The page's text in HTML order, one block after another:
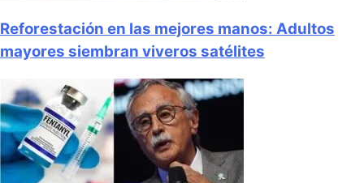
Reforestación en las mejores manos: Adultos
mayores siembran viveros satélites